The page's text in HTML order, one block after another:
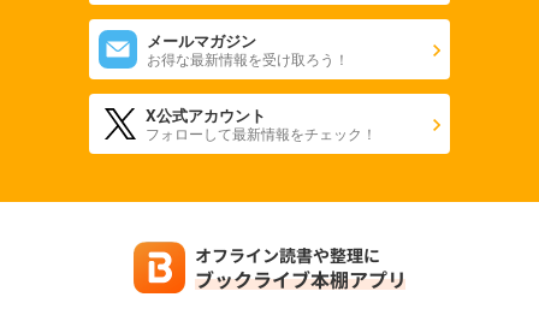
メールマガジン
お得な最新情報を受け取ろう！
X公式アカウント
フォローして最新情報をチェック！